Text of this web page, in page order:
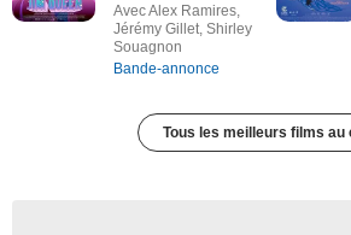
Avec Alex Ramires,
Jérémy Gillet, Shirley
Souagnon
Bande-annonce
Tous les meilleurs films au